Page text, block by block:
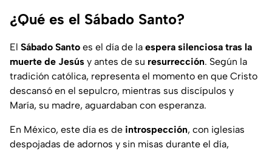
¿Qué es el Sábado Santo?
El Sábado Santo es el día de la espera silenciosa tras la
muerte de Jesús y antes de su resurrección. Según la
tradición católica, representa el momento en que Cristo
descansó en el sepulcro, mientras sus discípulos y
María, su madre, aguardaban con esperanza.
En México, este día es de introspección, con iglesias
despojadas de adornos y sin misas durante el día,